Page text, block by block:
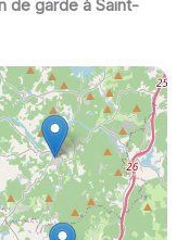
de garde à Saint-